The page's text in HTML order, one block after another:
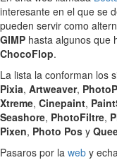
interesante en el que se
pueden servir como
GIMP hasta algunos que
ChocoFlop.
La lista la conforman los
Pixia, Artweaver,
Xtreme, Cinepaint,
Seashore, PhotoFiltre,
Pixen, Photo Pos y
Pasaros por la web y